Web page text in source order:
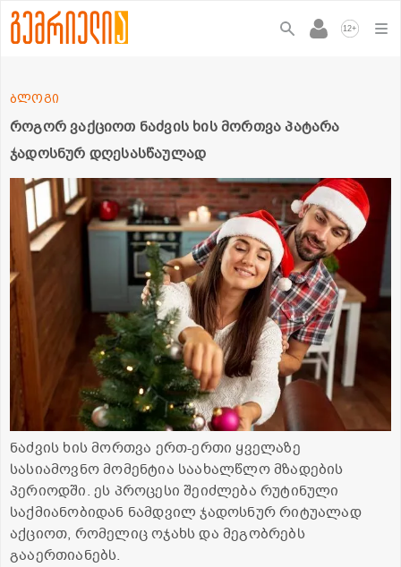
12+
როგორ ვაქციოთ ნაძვის ხის მორთვა პატარა
ჯადოსნურ დღესასწაულად
ბლოგი
ნაძვის ხის მორთვა ერთ-ერთი ყველაზე
სასიამოვნო მომენტია საახალწლო მზადების
პერიოდში. ეს პროცესი შეიძლება რუტინული
საქმიანობიდან ნამდვილ ჯადოსნურ რიტუალად
აქციოთ, რომელიც ოჯახს და მეგობრებს
გააერთიანებს.